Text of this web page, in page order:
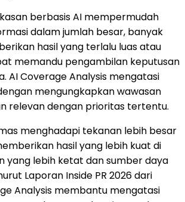
berbasis AI mempermudah
dalam jumlah besar, banyak
hasil yang terlalu luas atau
memandu pengambilan keputusan
AI Coverage Analysis mengatasi
mengungkapkan wawasan
relevan dengan prioritas tertentu.
menghadapi tekanan lebih besar
hasil yang lebih kuat di
yang lebih ketat dan sumber daya
Laporan Inside PR 2026 dari
Analysis membantu mengatasi